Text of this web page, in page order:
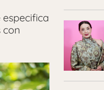
con